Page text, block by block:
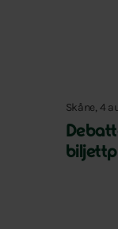
Skåne, 4